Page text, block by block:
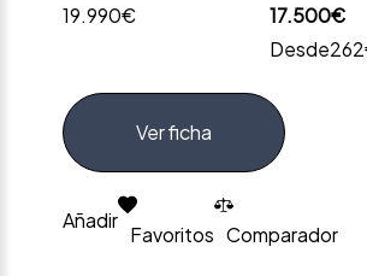
19.990€
17.500€
Desde
Ver ficha
Añadir
Favoritos Comparador